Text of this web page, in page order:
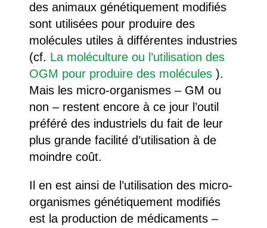
des animaux génétiquement modifiés
sont utilisées pour produire des
molécules utiles à différentes industries
(cf. La moléculture ou l’utilisation des
OGM pour produire des molécules).
Mais les micro-organismes – GM ou
non – restent encore à ce jour l’outil
préféré des industriels du fait de leur
plus grande facilité d’utilisation à de
moindre coût.
Il en est ainsi de l’utilisation des micro-
organismes génétiquement modifiés
est la production de médicaments –